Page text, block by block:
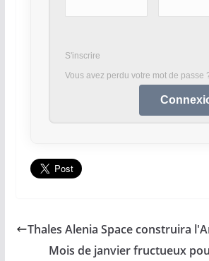
S'inscrire
Vous avez perdu votre mot de passe
Thales Alenia Space construira
Mois de janvier fructueux